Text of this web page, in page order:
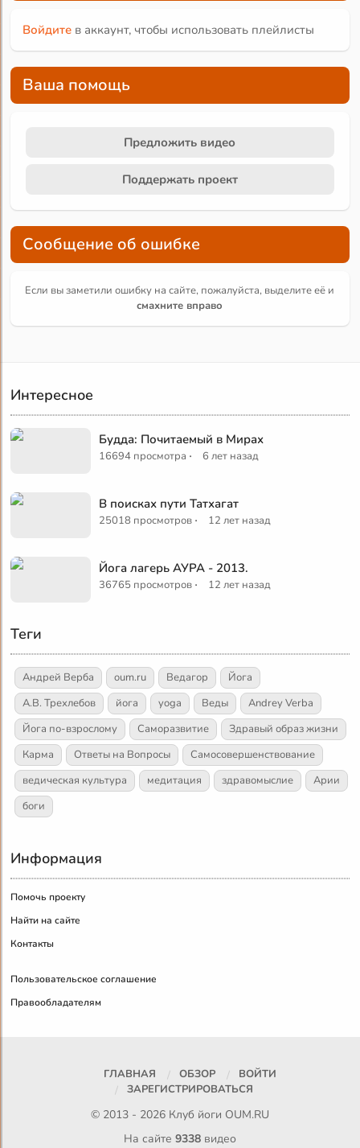
Войдите в аккаунт, чтобы использовать плейлисты
Ваша помощь
Предложить видео
Поддержать проект
Сообщение об ошибке
Если вы заметили ошибку на сайте, пожалуйста, выделите её и
смахните вправо
Интересное
Будда: Почитаемый в Мирах
16694 просмотра · 6 лет назад
В поисках пути Татхагат
25018 просмотров · 12 лет назад
Йога лагерь АУРА - 2013.
36765 просмотров · 12 лет назад
Теги
Андрей Верба oum.ru Ведагор
Йога
А.В. Трехлебов
йога yoga Веды
Andrey Verba
Йога по-взрослому
Саморазвитие
Здравый образ жизни
Карма
Ответы на Вопросы
Самосовершенствование
ведическая культура
медитация здравомыслие
Арии
боги
Информация
Помочь проекту
Найти на сайте
Контакты
Пользовательское соглашение
Правообладателям
ГЛАВНАЯ ОБЗОР
ВОЙТИ
ЗАРЕГИСТРИРОВАТЬСЯ
© 2013 - 2026 Клуб йоги OUM.RU
На сайте 9338видео